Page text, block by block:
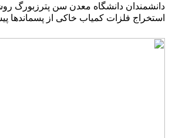
دانشمندان دانشگاه معدن سن پترزبورگ
استخراج فلزات کمیاب خاکی از پسماندها